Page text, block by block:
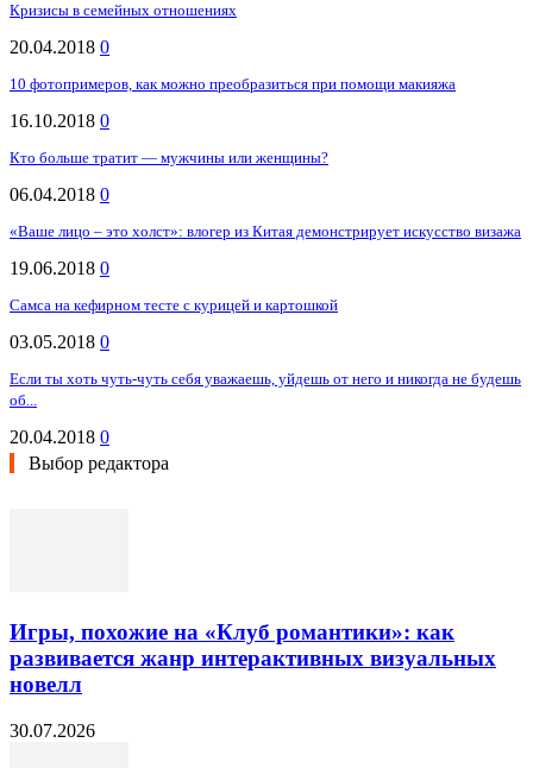
Кризисы в семейных отношениях
20.04.2018 0
10 фотопримеров, как можно преобразиться при помощи макияжа
16.10.2018 0
Кто больше тратит — мужчины или женщины?
06.04.2018 0
«Ваше лицо – это холст»: влогер из Китая демонстрирует искусство визажа
19.06.2018 0
Самса на кефирном тесте с курицей и картошкой
03.05.2018 0
Если ты хоть чуть-чуть себя уважаешь, уйдешь от него и никогда не будешь
об...
20.04.2018 0
Выбор редактора
Игры, похожие на «Клуб романтики»: как
развивается жанр интерактивных визуальных
новелл
30.07.2026